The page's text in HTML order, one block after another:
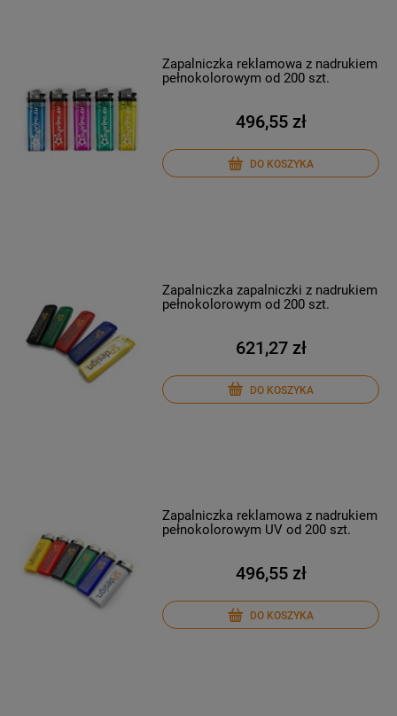
Zapalniczka reklamowa z nadrukiem
pełnokolorowym od 200 szt.
496,55 zł
DO KOSZYKA
Zapalniczka zapalniczki z nadrukiem
pełnokolorowym od 200 szt.
621,27 zł
DO KOSZYKA
Zapalniczka reklamowa z nadrukiem
pełnokolorowym UV od 200 szt.
496,55 zł
DO KOSZYKA